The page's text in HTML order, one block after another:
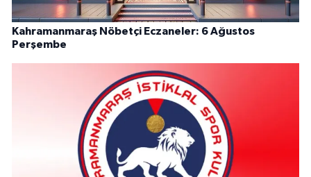
Kahramanmaraş Nöbetçi Eczaneler: 6 Ağustos
Perşembe